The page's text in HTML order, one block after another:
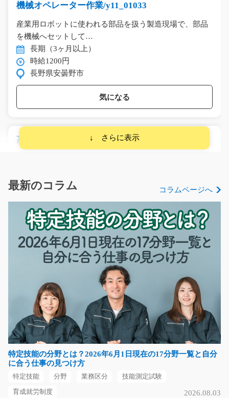
機械オペレーター作業/y11_01033
産業用ロボットに使われる部品を扱う製造現場で、部品
を機械へセットして…
長期（3ヶ月以上）
時給1200円
長野県安曇野市
気になる
高時給おすすめ マシンオペレーター/y04_00411
長期（3ヶ月以上）
栃木県真岡市
気になる
運搬作業 夜勤でリフト作業 車通勤OK！/i02_0
夜勤で入出庫作業をリフトを使ってお任せいたします
☆ …
長期（3ヶ月以上）
時給1500円～
大阪府大阪市住之江区
気になる
最新のコラム コラムページへ
特定技能の分野とは？2026年6月1日現在の17分野一覧と自分
に合う仕事の見つけ方
特定技能 分野 業務区分 技能測定試験
育成就労制度 2026.08.03